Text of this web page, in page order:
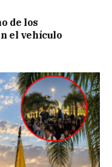
de los
el vehículo